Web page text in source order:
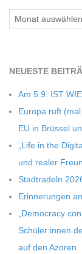
Archiv
NEU­ESTE
Am 5.9. IST
Europa ruft
EU in Brüs­sel
„Life in the
und rea­ler
Stadt­ra­deln
Erin­ne­run­gen
„Demo­cracy
Schüler:innen
auf den Azoren